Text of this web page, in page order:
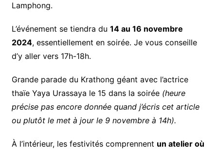
Lamphong.
L’événement se tiendra du 14 au 16 novembre
2024, essentiellement en soirée. Je vous conseille
d’y aller vers 17h-18h.
Grande parade du Krathong géant avec l’actrice
thaïe Yaya Urassaya le 15 dans la soirée (heure
précise pas encore donnée quand j’écris cet article
ou plutôt le met à jour le 9 novembre à 14h).
À l’intérieur, les festivités comprennent un atelier où